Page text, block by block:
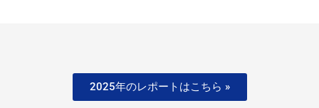
2025年のレポートはこちら »